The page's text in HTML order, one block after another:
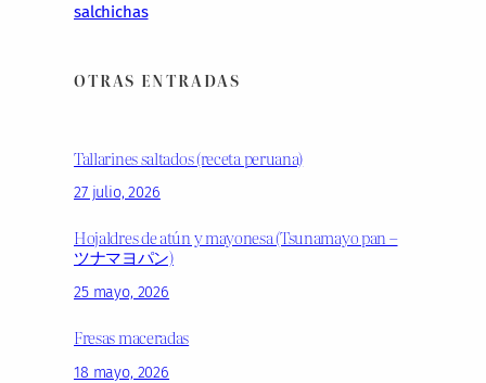
salchichas
OTRAS ENTRADAS
Tallarines saltados (receta peruana)
27 julio, 2026
Hojaldres de atún y mayonesa (Tsunamayo pan –
ツナマヨパン)
25 mayo, 2026
Fresas maceradas
18 mayo, 2026